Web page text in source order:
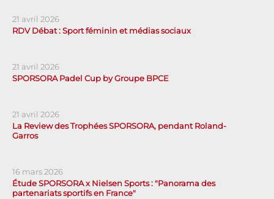
21 avril 2026
RDV Débat : Sport féminin et médias sociaux
21 avril 2026
SPORSORA Padel Cup by Groupe BPCE
21 avril 2026
La Review des Trophées SPORSORA, pendant Roland-
Garros
16 mars 2026
Étude SPORSORA x Nielsen Sports : "Panorama des
partenariats sportifs en France"